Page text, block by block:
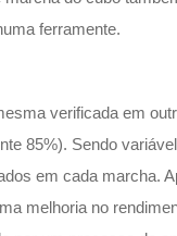
alguma
A porca que fixa o
medida 13/32”.